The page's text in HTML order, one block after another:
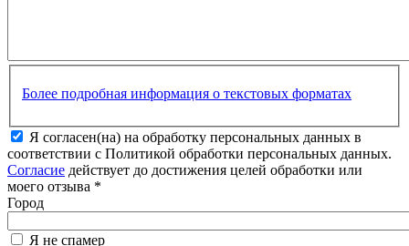
Более подробная информация о текстовых форматах
Я согласен(на) на обработку персональных данных в
соответствии с Политикой обработки персональных данных.
Согласие действует до достижения целей обработки или
моего отзыва *
Город
Я не спамер